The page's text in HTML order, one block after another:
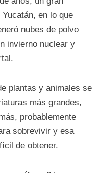
en lo que
nubes de polvo
invierno nuclear y
plantas y animales se
más grandes,
probablemente
sobrevivir y esa
de obtener.